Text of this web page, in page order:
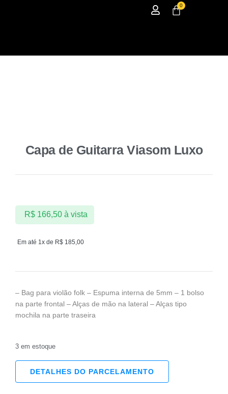
0
Capa de Guitarra Viasom Luxo
Em até 1x de R$ 185,00
R$166,50 à vista
– Bag para violão folk – Espuma interna de 5mm – 1 bolso
na parte frontal – Alças de mão na lateral – Alças tipo
mochila na parte traseira
3 em estoque
DETALHES DO PARCELAMENTO